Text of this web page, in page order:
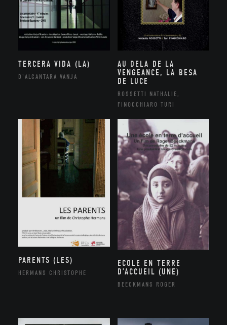
TERCERA VIDA (LA)
D'ALCANTARA VANJA
AU DELA DE LA
VENGEANCE, LA BESA
DE LUCE
ROSSETTI NATHALIE,
FINOCCHIARO TURI
PARENTS (LES)
HERMANS CHRISTOPHE
ECOLE EN TERRE
D’ACCUEIL (UNE)
BEECKMANS ROGER